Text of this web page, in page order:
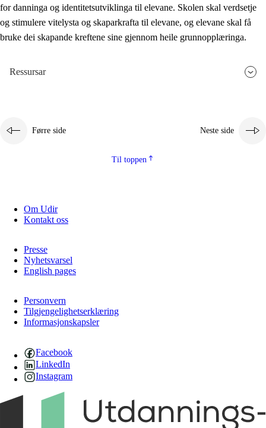
for danninga og identitetsutviklinga til elevane. Skolen skal verdsetje
og stimulere vitelysta og skaparkrafta til elevane, og elevane skal få
bruke dei skapande kreftene sine gjennom heile grunnopplæringa.
Ressursar
Førre side Neste side
Til toppen
Om Udir
Kontakt oss
Presse
Nyhetsvarsel
English pages
Personvern
Tilgjengelighetserklæring
Informasjonskapsler
Facebook
LinkedIn
Instagram